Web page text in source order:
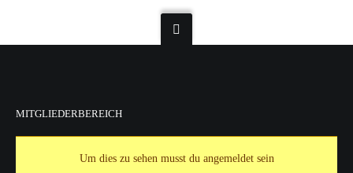
MITGLIEDERBEREICH
Um dies zu sehen musst du angemeldet sein